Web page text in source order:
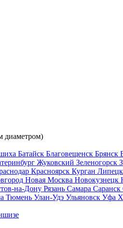
диаметром)
Батайск Благовещенск Брянск
Жуковский Зеленогорск
Красноярск Курган Липецк
Новая Москва Новокузнецк
на-Дону Рязань Самара Саранск
Тюмень Улан-Удэ Ульяновск Уфа